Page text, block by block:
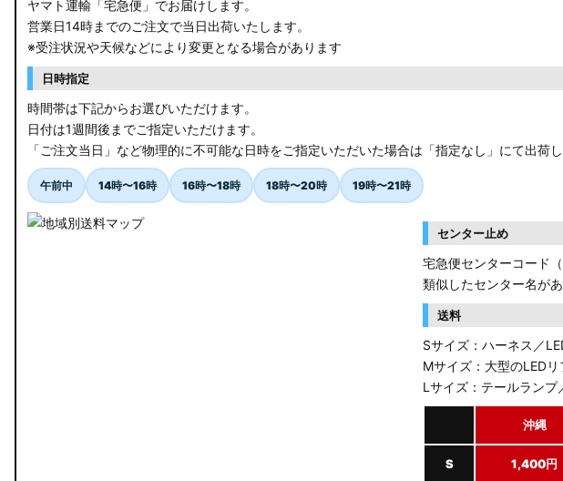
ヤマト運輸「宅急便」でお届けします。
営業日14時までのご注文で当日出荷いたします。
※受注状況や天候などにより変更となる場合があります
日時指定
時間帯は下記からお選びいただけます。
日付は1週間後までご指定いただけます。
「ご注文当日」など物理的に不可能な日時をご指定いただいた場合は「指定なし」にて出荷し
午前中 14時〜16時 16時〜18時 18時〜20時 19時〜21時
センター止め
宅急便センターコード
類似したセンター名が
送料
Sサイズ：ハーネス／
Mサイズ：大型のLED
Lサイズ：テールランプ
沖縄
S 1,400円